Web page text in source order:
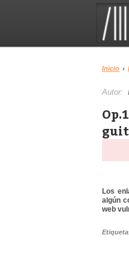
Inicio ›
Autor:
Los
algún
web